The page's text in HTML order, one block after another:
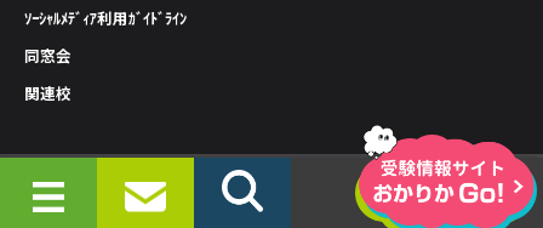
ｿｰｼｬﾙﾒﾃﾞｨｱ利用ｶﾞｲﾄﾞﾗｲﾝ
同窓会
関連校
情報公開
プライバシーポリシー
サイトポリシー